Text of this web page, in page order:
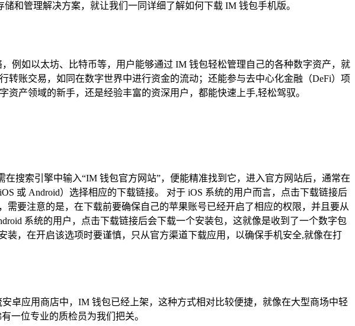
和管理解决方案，就让我们一同详细了解如何下载 IM 钱包手机版。
例如以太坊、比特币等，用户能够通过 IM 钱包轻松管理自己的各种数字资产，就
账交易，如同在数字世界中进行资金的流动；还能参与去中心化金融（DeFi）项
产领域的新手，还是经验丰富的资深用户，都能快速上手,轻松驾驭。
搜索引擎中输入“IM 钱包官方网站”，便能精准找到它，进入官方网站后，通常在
或 Android）选择相应的下载链接。 对于 iOS 系统的用户而言，点击下载链接后
需要注意的是，在下载前要确保自己的苹果账号已经开启了相应的权限，并且要从
系统的用户，点击下载链接后会下载一个安装包，这就像是收到了一个数字包
，在开启该选项时要谨慎，只从官方渠道下载应用，以确保手机安全,就像在打
卓应用商店中，IM 钱包已经上架，这种方式相对比较便捷，就像在大型商场中轻
一位专业的质检员为我们把关。